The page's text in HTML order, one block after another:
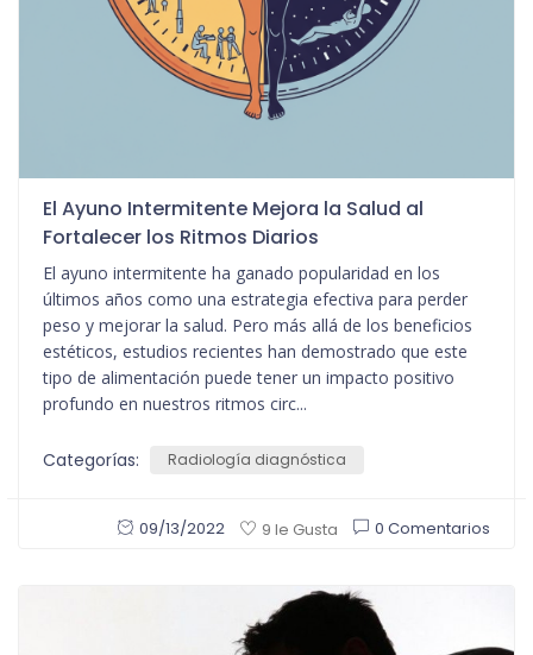
El Ayuno Intermitente Mejora la Salud al
Fortalecer los Ritmos Diarios
El ayuno intermitente ha ganado popularidad en los
últimos años como una estrategia efectiva para perder
peso y mejorar la salud. Pero más allá de los beneficios
estéticos, estudios recientes han demostrado que este
tipo de alimentación puede tener un impacto positivo
profundo en nuestros ritmos circ...
Categorías: Radiología diagnóstica
09/13/2022 9 le Gusta 0 Comentarios